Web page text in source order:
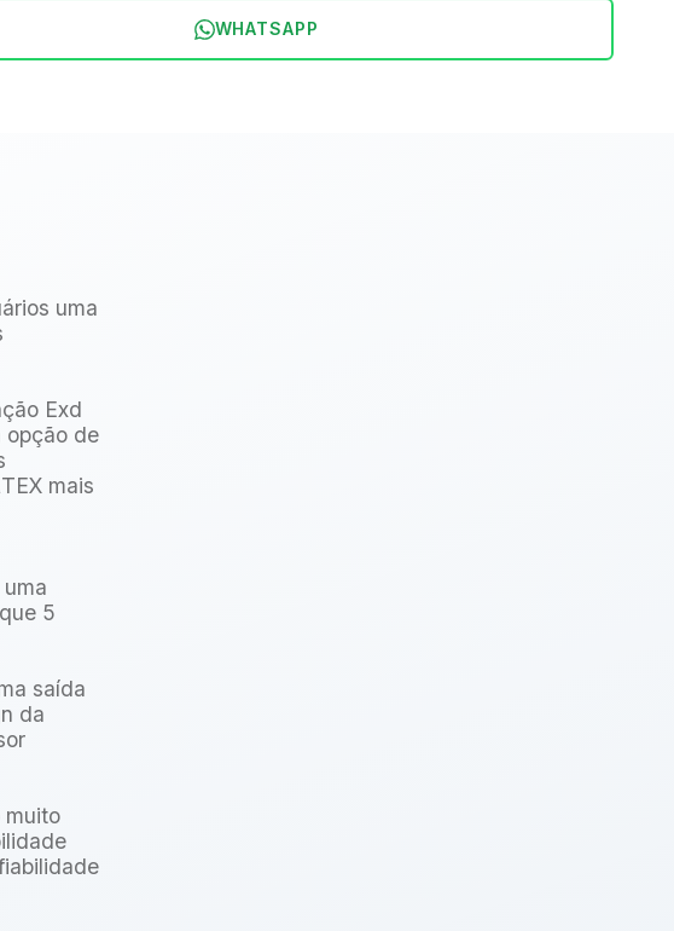
WHATSAPP
uma
Exd
opção de
mais
5
saída
da
muito